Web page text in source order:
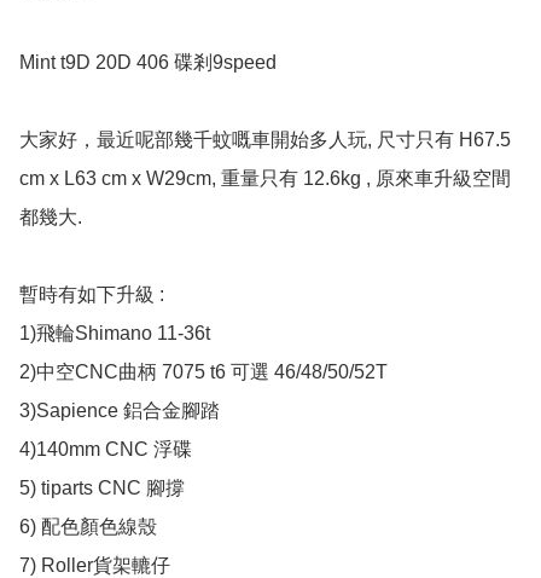
Mint t9D 20D 406 碟剎9speed
大家好，最近呢部幾千蚊嘅車開始多人玩, 尺寸只有 H67.5
cm x L63 cm x W29cm, 重量只有 12.6kg , 原來車升級空間
都幾大.
暫時有如下升級 :
1)飛輪Shimano 11-36t
2)中空CNC曲柄 7075 t6 可選 46/48/50/52T
3)Sapience 鋁合金腳踏
4)140mm CNC 浮碟
5) tiparts CNC 腳撐
6) 配色顏色線殼
7) Roller貨架轆仔